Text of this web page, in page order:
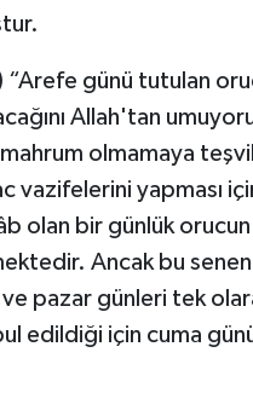
“Arefe günü tutulan
Allah'tan
olmamaya
vazifelerini yapması
bir günlük orucun
Ancak bu
pazar günleri tek
edildiği için cuma